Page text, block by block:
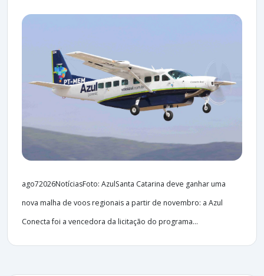
ago72026NotíciasFoto: AzulSanta Catarina deve ganhar uma
nova malha de voos regionais a partir de novembro: a Azul
Conecta foi a vencedora da licitação do programa...